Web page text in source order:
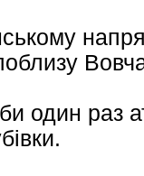
один раз